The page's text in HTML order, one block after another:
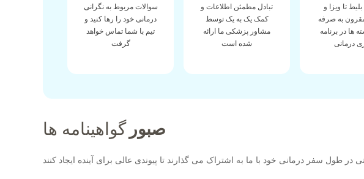
سوالات مربوط به نگرانی
درمانی خود را رها کنید و
تیم با شما تماس خواهد
گرفت
تبادل مطمئن اطلاعات و
کمک یک به یک توسط
مشاور پزشکی ما ارائه
شده است
بلیط تا ویزا و
به صرفه
ها در برنامه
درمانی
صبورگواهینامه ها